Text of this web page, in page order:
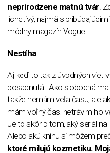
neprirodzene matnú tvár .
lichotivý, najmä s
módny magazín Vogue.
Nestíha
Aj keď to tak z úvodných viet
posadnutá: "Ako slobodná
takže nemám veľa času, ale
mám voľný čas, netrávim ho
Je to skôr o tom, aký seriál
Alebo akú knihu si môžem
ktoré milujú kozmetiku.